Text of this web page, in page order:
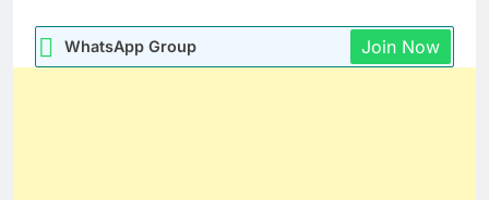
WhatsApp Group Join Now